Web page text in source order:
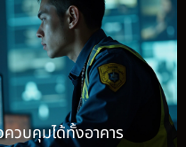
วบคุมได้ทั้งอาคาร